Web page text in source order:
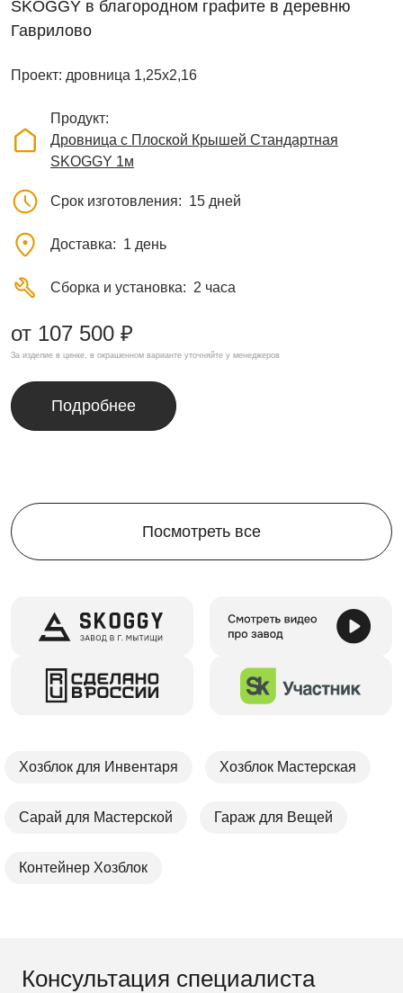
SKOGGY в благородном графите в деревню
Гаврилово
Проект: дровница 1,25х2,16
Продукт
Дровница с Плоской Крышей Стандартная
SKOGGY 1м
Срок изготовления 15 дней
Доставка 1 день
Сборка и установка 2 часа
от 107 500 ₽
За изделие в цинке, в окрашенном варианте уточняйте у менеджеров
Подробнее
Посмотреть все
Хозблок для Инвентаря Хозблок Мастерская
Сарай для Мастерской Гараж для Вещей
Контейнер Хозблок
Консультация специалиста